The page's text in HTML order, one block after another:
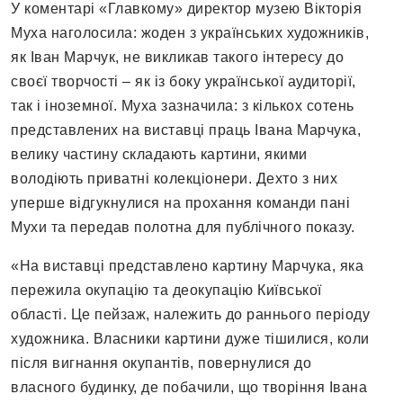
У коментарі «Главкому» директор музею Вікторія
Муха наголосила: жоден з українських художників,
як Іван Марчук, не викликав такого інтересу до
своєї творчості – як із боку української аудиторії,
так і іноземної. Муха зазначила: з кількох сотень
представлених на виставці праць Івана Марчука,
велику частину складають картини, якими
володіють приватні колекціонери. Дехто з них
уперше відгукнулися на прохання команди пані
Мухи та передав полотна для публічного показу.
«На виставці представлено картину Марчука, яка
пережила окупацію та деокупацію Київської
області. Це пейзаж, належить до раннього періоду
художника. Власники картини дуже тішилися, коли
після вигнання окупантів, повернулися до
власного будинку, де побачили, що творіння Івана